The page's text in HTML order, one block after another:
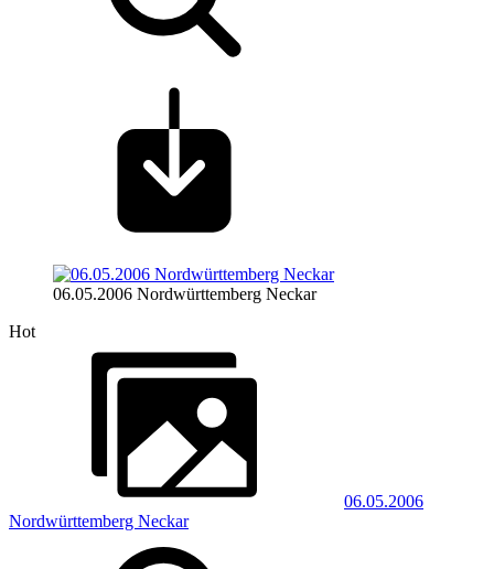
06.05.2006 Nordwürttemberg Neckar
Hot
06.05.2006
Nordwürttemberg Neckar